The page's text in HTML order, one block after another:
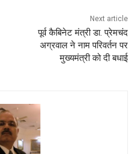
Next article
पूर्व कैबिनेट मंत्री डा. प्रेमचंद
अग्रवाल ने नाम परिवर्तन पर
मुख्यमंत्री को दी बधाई